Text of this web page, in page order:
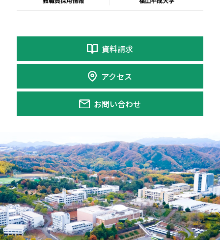
資料請求
アクセス
お問い合わせ